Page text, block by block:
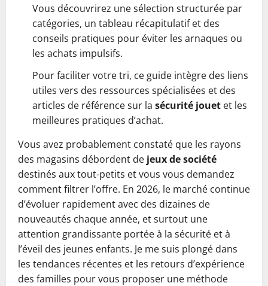
Vous découvrirez une sélection structurée par
catégories, un tableau récapitulatif et des
conseils pratiques pour éviter les arnaques ou
les achats impulsifs.
Pour faciliter votre tri, ce guide intègre des liens
utiles vers des ressources spécialisées et des
articles de référence sur la sécurité jouet et les
meilleures pratiques d’achat.
Vous avez probablement constaté que les rayons
des magasins débordent de jeux de société
destinés aux tout-petits et vous vous demandez
comment filtrer l’offre. En 2026, le marché continue
d’évoluer rapidement avec des dizaines de
nouveautés chaque année, et surtout une
attention grandissante portée à la sécurité et à
l’éveil des jeunes enfants. Je me suis plongé dans
les tendances récentes et les retours d’expérience
des familles pour vous proposer une méthode